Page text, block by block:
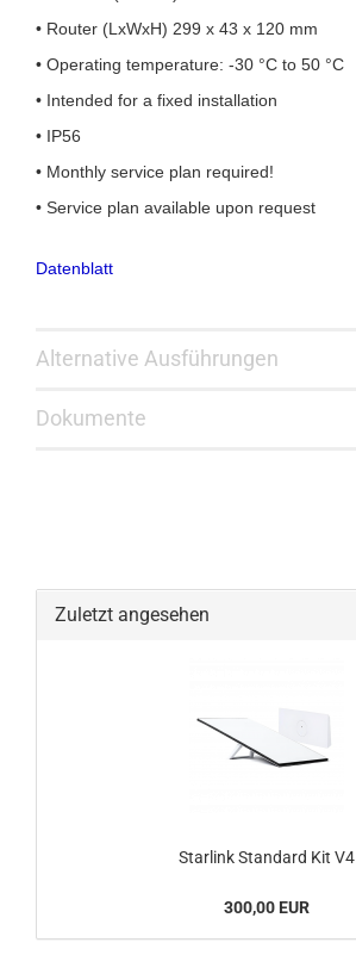
• Router (LxWxH) 299 x 43 x 120 mm
• Operating temperature: -30 °C to 50 °C
• Intended for a fixed installation
• IP56
• Monthly service plan required!
• Service plan available upon request
Datenblatt
Alternative Ausführungen
Dokumente
Zuletzt angesehen
Starlink Standard Kit V4
300,00 EUR